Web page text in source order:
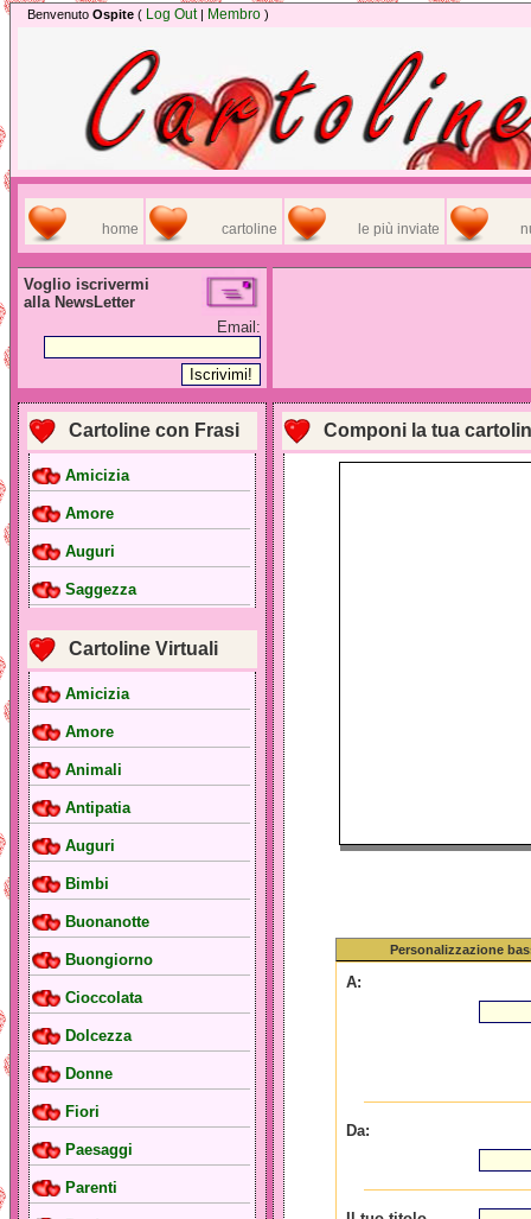
Benvenuto Ospite ( Log Out| Membro )
home cartoline le più inviate
Voglio iscrivermi
alla NewsLetter
Email:
Cartoline con Frasi
Amicizia
Amore
Auguri
Saggezza
Cartoline Virtuali
Amicizia
Amore
Animali
Antipatia
Auguri
Bimbi
Buonanotte
Buongiorno
Cioccolata
Dolcezza
Donne
Fiori
Paesaggi
Parenti
Componi la tua
Personalizzazione
A:
Da: